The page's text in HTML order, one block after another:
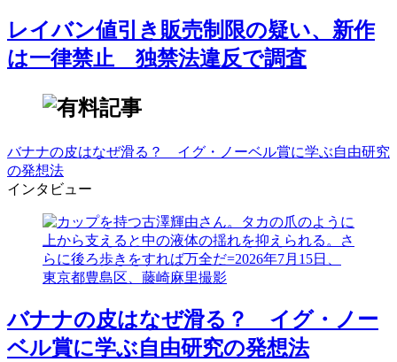
レイバン値引き販売制限の疑い、新作
は一律禁止 独禁法違反で調査
バナナの皮はなぜ滑る？ イグ・ノーベル賞に学ぶ自由研究
の発想法
インタビュー
バナナの皮はなぜ滑る？ イグ・ノー
ベル賞に学ぶ自由研究の発想法